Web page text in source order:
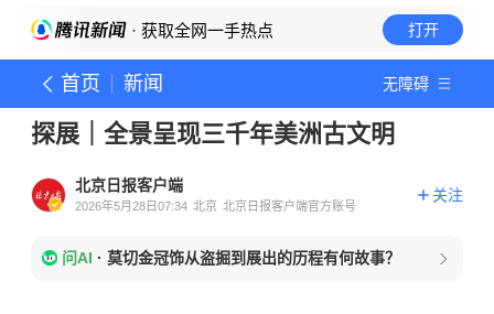
· 获取全网一手热点 打开
首页 新闻 无障碍
探展｜全景呈现三千年美洲古文明
北京日报客户端
2026年5月28日07:34 北京 北京日报客户端官方账号
关注
问AI · 莫切金冠饰从盗掘到展出的历程有何故事？